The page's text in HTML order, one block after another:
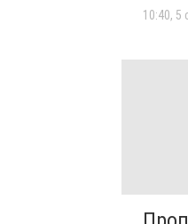
10:40, 5